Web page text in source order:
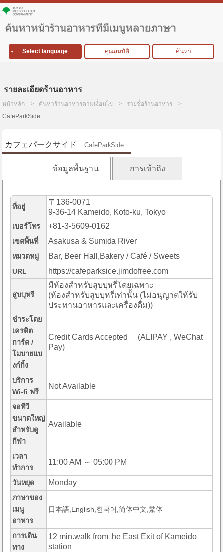
Select language คุณสมบัติ ค้นหา
รายละเอียดร้านอาหาร
หน้าหลัก ค้นหาร้านอาหารตามเงื่อนไข
รายชื่อร้านอาหาร
CafeParkSide
カフェパークサイド CafeParkSide
ข้อมูลพื้นฐาน การเข้าถึง
ที่อยู่
〒136-0071
9-36-14 Kameido, Koto-ku, Tokyo
เบอร์โทร +81-3-5609-0162
เขตพื้นที่ Asakusa & Sumida River
หมวดหมู่ Bar, Beer Hall,Bakery / Café / Sweets
URL https://cafeparkside.jimdofree.com
สูบบุหรี
มีห้องสำหรับสูบบุหรี่โดยเฉพาะ
(ห้องสำหรับสูบบุหรี่เท่านั้น (ไม่อนุญาตให้รับ
ประทานอาหารและเครื่องดื่ม))
ชำระโดย
เครดิต
การ์ด /
โมบายแบ
งก์กิ้ง
Credit Cards Accepted (ALIPAY , WeChat
Pay)
บริการ
Wi-fi ฟรี
Not Available
จอทีวี
ขนาดใหญ่
สำหรับดู
กีฬา
Available
เวลา
ทำการ
11:00 AM ～ 05:00 PM
วันหยุด Monday
ภาษาของ
เมนู
อาหาร
日本語,English,한국어,简体中文,繁体
การเดิน
ทาง
12 min.walk from the East Exit of Kameido
station